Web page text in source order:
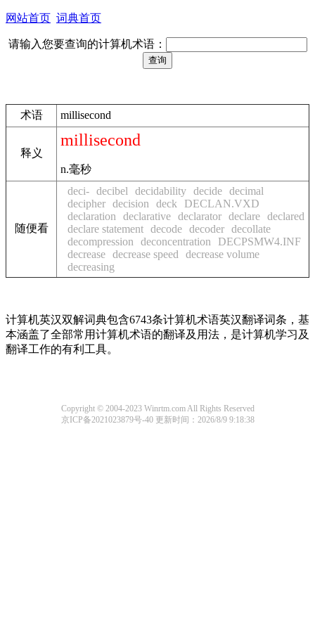
网站首页 词典首页
请输入您要查询的计算机术语：
术语 millisecond
释义
millisecond
n.毫秒
随便看
deci- decibel decidability decide decimal
decipher decision deck
DECLAN.VXD
declaration
declarative declarator declare declared
declare statement decode decoder decollate
decompression
deconcentration
DECPSMW4.INF
decrease decrease speed
decrease volume
decreasing
计算机英汉双解词典包含6743条计算机术语英汉翻译词条，基
本涵盖了全部常用计算机术语的翻译及用法，是计算机学习及
翻译工作的有利工具。
Copyright © 2004-2023 Winrtm.com All Rights Reserved
京ICP备2021023879号-40 更新时间：2026/8/9 9:18:38